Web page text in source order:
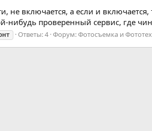
не включается, а если и
нибудь проверенный сервис, где
Ответы: 4 Форум:Фотосъемка и